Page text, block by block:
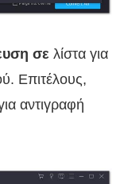
σε λίστα για
Επιτέλους,
αντιγραφή